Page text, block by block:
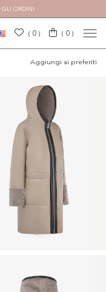
ORDINI
( 0) ( 0 )
Aggiungi ai preferiti